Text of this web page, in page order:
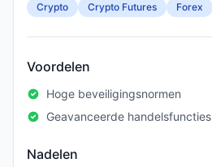
Crypto Crypto Futures Forex
Voordelen
Hoge beveiligingsnormen
Geavanceerde handelsfuncties
Nadelen